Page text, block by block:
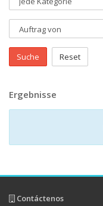
Suche Reset
Ergebnisse
Contáctenos